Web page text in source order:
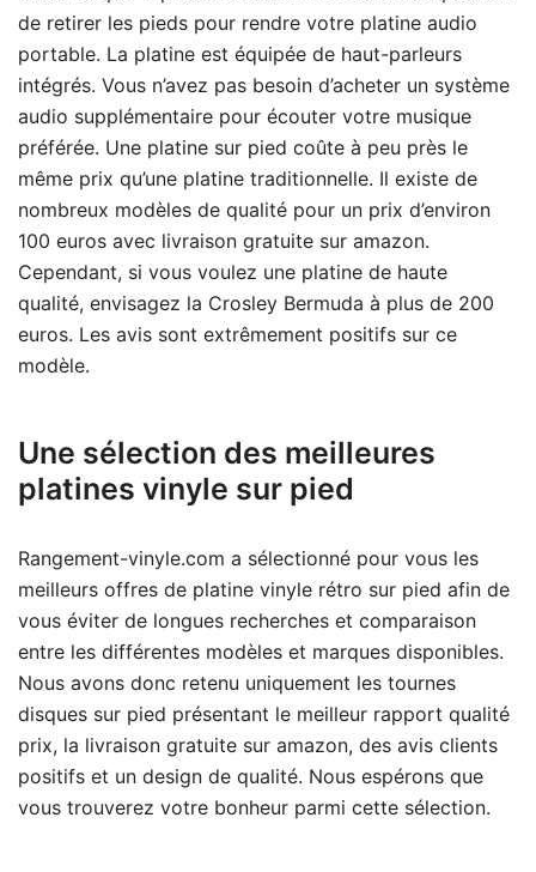
de retirer les pieds pour rendre votre platine audio
portable. La platine est équipée de haut-parleurs
intégrés. Vous n’avez pas besoin d’acheter un système
audio supplémentaire pour écouter votre musique
préférée. Une platine sur pied coûte à peu près le
même prix qu’une platine traditionnelle. Il existe de
nombreux modèles de qualité pour un prix d’environ
100 euros avec livraison gratuite sur amazon.
Cependant, si vous voulez une platine de haute
qualité, envisagez la Crosley Bermuda à plus de 200
euros. Les avis sont extrêmement positifs sur ce
modèle.
Une sélection des meilleures
platines vinyle sur pied
Rangement-vinyle.com a sélectionné pour vous les
meilleurs offres de platine vinyle rétro sur pied afin de
vous éviter de longues recherches et comparaison
entre les différentes modèles et marques disponibles.
Nous avons donc retenu uniquement les tournes
disques sur pied présentant le meilleur rapport qualité
prix, la livraison gratuite sur amazon, des avis clients
positifs et un design de qualité. Nous espérons que
vous trouverez votre bonheur parmi cette sélection.